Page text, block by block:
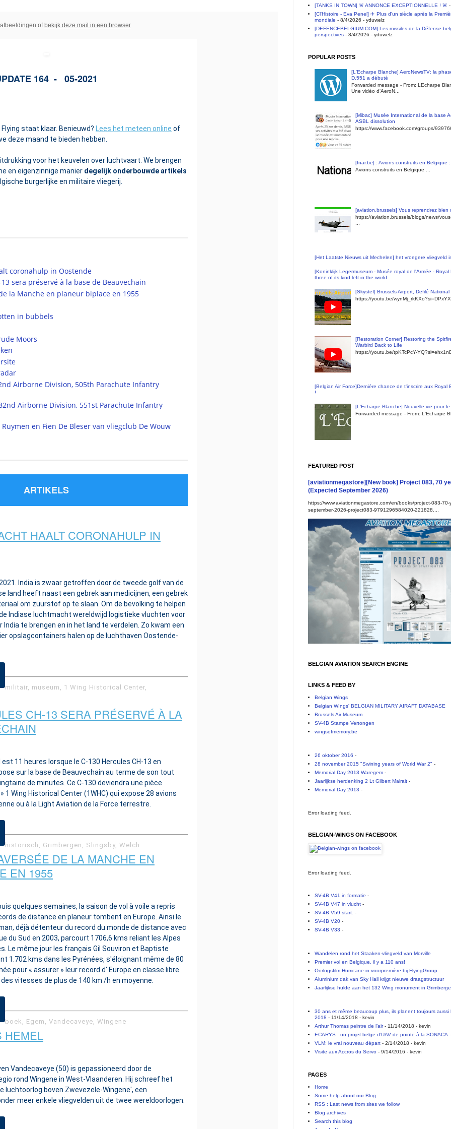
ofbekijk deze mail in een browser
164 - 05-2021
staat klaar. Benieuwd? Lees het meteen online of
deze maand te bieden hebben.
voor het keuvelen over luchtvaart. We brengen
en eigenzinnige manier degelijk onderbouwde artikels
burgerlijke en militaire vliegerij.
coronahulp in Oostende
13 sera préservé à la base de Beauvechain
la Manche en planeur biplace en 1955
in bubbels
Moors
Airborne Division, 505th Parachute Infantry
Airborne Division, 551st Parachute Infantry
en Fien De Bleser van vliegclub De Wouw
ARTIKELS
HAALT CORONAHULP IN
India is zwaar getroffen door de tweede golf van de
land heeft naast een gebrek aan medicijnen, een gebrek
om zuurstof op te slaan. Om de bevolking te helpen
Indiase luchtmacht wereldwijd logistieke vluchten voor
India te brengen en in het land te verdelen. Zo kwam een
opslagcontainers halen op de luchthaven Oostende-
militair, museum, 1 Wing Historical Center,
CH-13 SERA PRÉSERVÉ À LA
11 heures lorsque le C-130 Hercules CH-13 en
sur la base de Beauvechain au terme de son tout
de minutes. Ce C-130 deviendra une pièce
1 Wing Historical Center (1WHC) qui expose 28 avions
ou à la Light Aviation de la Force terrestre.
historisch, Grimbergen, Slingsby, Welch
DE LA MANCHE EN
EN 1955
quelques semaines, la saison de vol à voile a repris
de distance en planeur tombent en Europe. Ainsi le
déjà détenteur du record du monde de distance avec
du Sud en 2003, parcourt 1706,6 kms reliant les Alpes
Le même jour les français Gil Souviron et Baptiste
1.702 kms dans les Pyrénées, s'éloignant même de 80
pour « assurer » leur record d' Europe en classe libre.
vitesses de plus de 140 km /h en moyenne.
boek, Egem, Vandecaveye, Wingene
HEMEL
Vandecaveye (50) is gepassioneerd door de
rond Wingene in West-Vlaanderen. Hij schreef het
luchtoorlog boven Zwevezele-Wingene', een
meer enkele vliegvelden uit de twee wereldoorlogen.
[TANKS IN TOWN] 🚨 ANNONCE EXCEPTIONNELLE ! 🚨
[Cl'Histoire - Eva Penel] ✈️ Plus d'un siècle après la
mondiale - 8/4/2026 - yduwelz
[DEFENCEBELGIUM.COM] Les missiles de la Défense
perspectives- 8/4/2026 - yduwelz
POPULAR POSTS
[L'Echarpe Blanche] AeroNewsTV: la
D.551 a débuté
Forwarded message - From: LEcharpe
Une vidéo d'AeroN...
[Mibac] Musée International de la base
ASBL dissolution
https://www.facebook.com/groups/
[fnar.be] : Avions construits en Belgique
Avions construits en Belgique ...
[aviation.brussels] Vous reprendrez bien
https://aviation.brussels/blogs/news/
[Het Laatste Nieuws uit Mechelen] het vroegere vliegveld
[Koninklijk Legermuseum - Musée royal de l'Armée -
three of its kind left in the world
[Skystef] Brussels Airport, Defilé
https://youtu.be/
[Restoration Corner] Restoring the
Warbird Back to Life
https://youtu.be/tpKTcPcY-
[Belgian Air Force]Dernière chance de t'inscrire aux Royal
!
[L'Echarpe Blanche] Nouvelle vie pour
Forwarded message - From: L'Echarpe
FEATURED POST
[aviationmegastore][New book] Project 083, 70
(Expected September 2026)
https://www.aviationmegastore.com/en/books/project-083-
september-2026-project083-9791296584020-221828....
BELGIAN AVIATION SEARCH ENGINE
LINKS & FEED BY
Belgian Wings
Belgian WIngs' BELGIAN MILITARY AIRAFT DATABASE
Brussels Air Museum
SV-4B Stampe Vertongen
wingsofmemory.be
26 oktober 2016 -
28 november 2015 "Swining years of World War 2" -
Memorial Day 2013 Waregem-
Jaarlijkse herdenking 2 Lt Gilbert Malrait-
Memorial Day 2013 -
Error loading feed.
BELGIAN-WINGS ON FACEBOOK
Error loading feed.
SV-4B V41 in formatie -
SV-4B V47 in vlucht-
SV-4B V59 start. -
SV-4B V20-
SV-4B V33 -
Wandelen rond het Staaken-vliegveld van Morville
Premier vol en Belgique, il y a 110 ans!
Oorlogsfilm Hurricane in voorpremière bij FlyingGroup
Aluminium dak van Sky Hall krijgt nieuwe draagstructuur
Jaarlijkse hulde aan het 132 Wing monument in
30 ans et même beaucoup plus, ils planent toujours
2018 - 11/14/2018 - kevin
Arthur Thomas peintre de l’air- 11/14/2018 - kevin
ECARYS : un projet belge d’UAV de pointe à la SONACA
VLM: le vrai nouveau départ- 2/14/2018 - kevin
Visite aux Accros du Servo- 9/14/2016 - kevin
PAGES
Home
Some help about our Blog
RSS : Last news from sites we follow
Blog archives
Search this blog